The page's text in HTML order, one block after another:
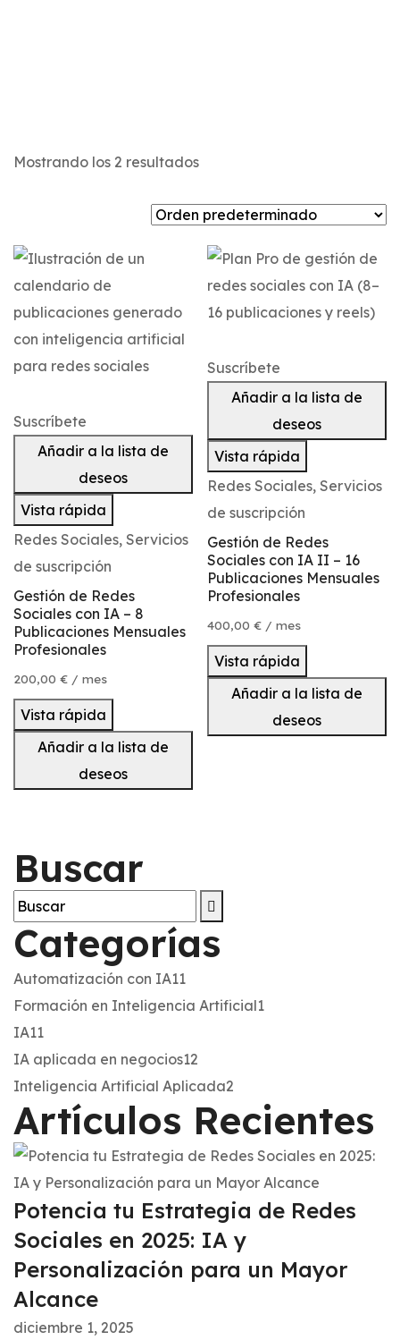
Mostrando los 2 resultados
Suscríbete
Añadir a la lista de
deseos
Vista rápida
Redes Sociales, Servicios
de suscripción
Gestión de Redes
Sociales con IA – 8
Publicaciones Mensuales
Profesionales
200,00 € / mes
Vista rápida
Añadir a la lista de
deseos
Suscríbete
Añadir a la lista de
deseos
Vista rápida
Redes Sociales,Servicios
de suscripción
Gestión de Redes
Sociales con IA II – 16
Publicaciones Mensuales
Profesionales
400,00€ / mes
Vista rápida
Añadir a la lista de
deseos
Buscar
Categorías
Automatización con IA11
Formación en Inteligencia Artificial1
IA11
IA aplicada en negocios12
Inteligencia Artificial Aplicada2
Artículos Recientes
Potencia tu Estrategia de Redes
Sociales en 2025: IA y
Personalización para un Mayor
Alcance
diciembre 1, 2025